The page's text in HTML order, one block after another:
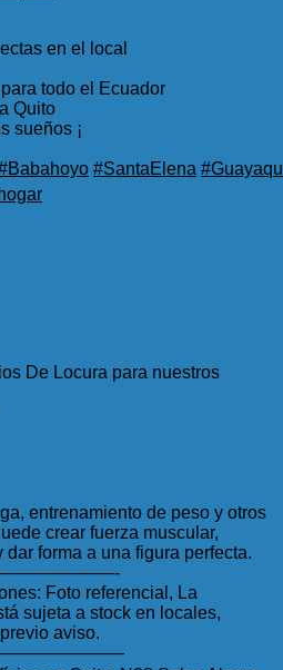
en el local
todo el Ecuador
Quito
sueños ¡
#SantaElena
De Locura para nuestros
entrenamiento de peso y otros
crear fuerza muscular,
forma a una figura perfecta.
Foto referencial, La
sujeta a stock en locales,
aviso.